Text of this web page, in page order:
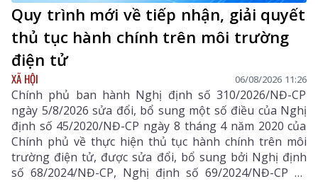
Quy trình mới về tiếp nhận, giải quyết
thủ tục hành chính trên môi trường
điện tử
XÃ HỘI 06/08/2026 11:26
Chính phủ ban hành Nghị định số 310/2026/NĐ-CP
ngày 5/8/2026 sửa đổi, bổ sung một số điều của Nghị
định số 45/2020/NĐ-CP ngày 8 tháng 4 năm 2020 của
Chính phủ về thực hiện thủ tục hành chính trên môi
trường điện tử, được sửa đổi, bổ sung bởi Nghị định
số 68/2024/NĐ-CP, Nghị định số 69/2024/NĐ-CP và